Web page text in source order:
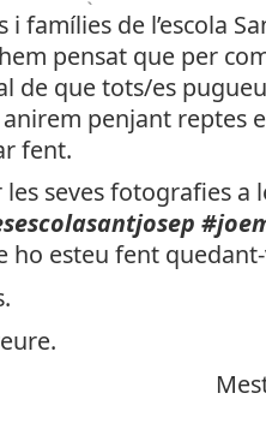
CICLE MITJÀ 19/20
CICLE
,P3 19/20,P4 19/20 ,P5 19/20 ,
famílies de l’escola
hem pensat que per
de que tots/es
penjant reptes
fent.
seves fotografies a
ho esteu fent